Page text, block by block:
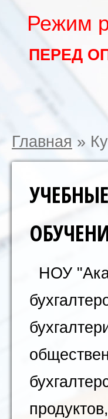
Режим
ПЕРЕД
Главная »
НОУ